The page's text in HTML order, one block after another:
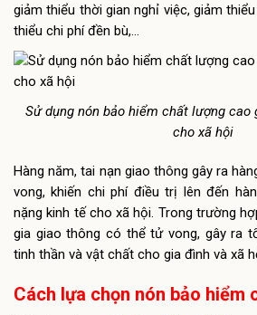
giảm thiểu thời gian nghỉ việc, giảm
thiểu chi phí đền bù,…
Sử dụng nón bảo hiểm chất lượng cao
cho xã hội
Hàng năm, tai nạn giao thông gây ra
vong, khiến chi phí điều trị lên đến
nặng kinh tế cho xã hội. Trong trường
gia giao thông có thể tử vong, gây ra
tinh thần và vật chất cho gia đình và xã
Cách lựa chọn nón bảo hiểm